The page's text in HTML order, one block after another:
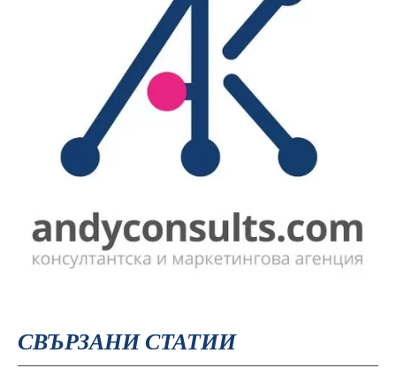
СВЪРЗАНИ СТАТИИ